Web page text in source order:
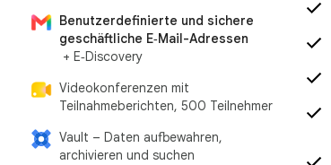
Benutzerdefinierte und sichere
geschäftliche E‑Mail-Adressen
+ E‑Discovery
Videokonferenzen mit
Teilnahmeberichten, 500 Teilnehmer
Vault – Daten aufbewahren,
archivieren und suchen